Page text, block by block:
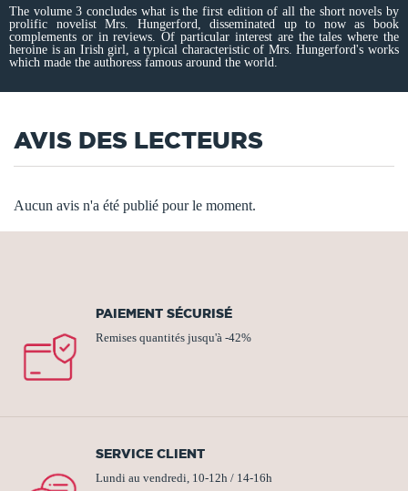
The volume 3 concludes what is the first edition of all the short novels by
prolific novelist Mrs. Hungerford, disseminated up to now as book
complements or in reviews. Of particular interest are the tales where the
heroine is an Irish girl, a typical characteristic of Mrs. Hungerford's works
which made the authoress famous around the world.
AVIS DES LECTEURS
Aucun avis n'a été publié pour le moment.
PAIEMENT SÉCURISÉ
Remises quantités jusqu'à -42%
SERVICE CLIENT
Lundi au vendredi, 10-12h / 14-16h